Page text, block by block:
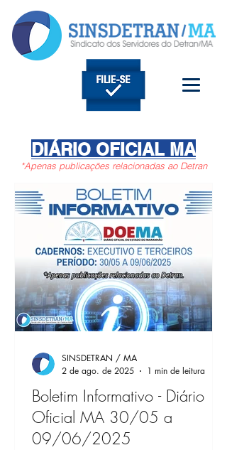
DIÁRIO OFICIAL MA
*Apenas publicações relacionadas ao Detran
Boletim Informativo - Diário
Oficial MA 30/05 a
09/06/2025
SINSDETRAN / MA
2 de ago. de 2025
1 min de leitura